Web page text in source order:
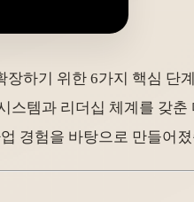
장하기 위한 6가지 핵심 단
스템과 리더십 체계를 갖
경험을 바탕으로 만들어